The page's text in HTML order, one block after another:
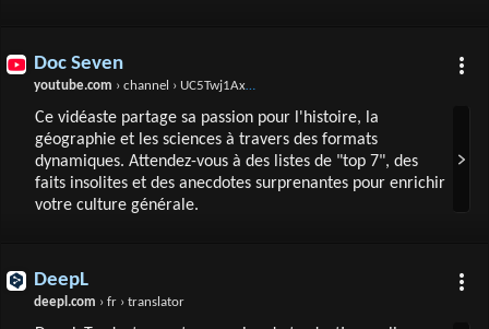
Doc Seven
youtube.com › channel › UC5Twj1Axp_-9HLsZ5o_cEQQ › featured
Ce vidéaste partage sa passion pour l'histoire, la
géographie et les sciences à travers des formats
dynamiques. Attendez-vous à des listes de "top 7", des
faits insolites et des anecdotes surprenantes pour enrichir
votre culture générale.
DeepL
deepl.com › fr › translator